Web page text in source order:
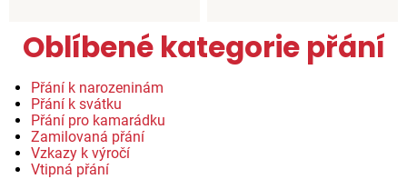
Oblíbené kategorie přání
Přání k narozeninám
Přání k svátku
Přání pro kamarádku
Zamilovaná přání
Vzkazy k výročí
Vtipná přání